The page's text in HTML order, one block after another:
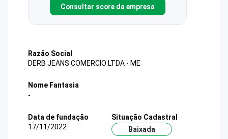
Consultar score da empresa
Razão Social
DERB JEANS COMERCIO LTDA - ME
Nome Fantasia
-
Data de fundação
17/11/2022
Situação Cadastral
Baixada